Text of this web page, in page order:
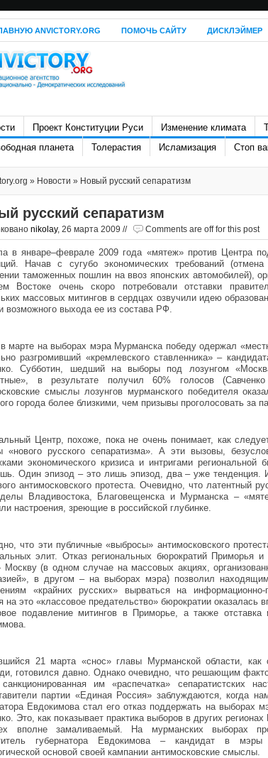
ANVICTORY.ORG ПОМОЧЬ САЙТУ ДИСКЛЭЙМЕР
Проект Конституции Руси Изменение климата
планета
Толерастия Исламизация Стоп
» Новости » Новый русский сепаратизм
русский сепаратизм
nikolay, 26 марта 2009 // Comments are off for this post
в январе–феврале 2009 года «мятеж» против Центра
Начав с сугубо экономических требований
таможенных пошлин на ввоз японских автомобилей),
Востоке очень скоро потребовали отставки
массовых митингов в сердцах озвучили идею
возможного выхода ее из состава РФ.
марте на выборах мэра Мурманска победу одержал
разгромивший «кремлевского ставленника» –
Субботин, шедший на выборы под лозунгом
в результате получил 60% голосов
смыслы лозунгов мурманского победителя
города более близкими, чем призывы проголосовать за
Центр, похоже, пока не очень понимает, как
«нового русского сепаратизма». А эти вызовы,
экономического кризиса и интригами
Один эпизод – это лишь эпизод, два – уже тенденция.
антимосковского протеста. Очевидно, что латентный
Владивостока, Благовещенска и Мурманска –
настроения, зреющие в российской глубинке.
что эти публичные «выбросы» антимосковского
элит. Отказ региональных бюрократий Приморья
Москву (в одном случае на массовых акциях,
в другом – на выборах мэра) позволил
«крайних русских» вырваться на информационно-
на это «классовое предательство» бюрократии оказалась
подавление митингов в Приморье, а также отставка
21 марта «снос» главы Мурманской области, как
готовился давно. Однако очевидно, что решающим
им «распечатка» сепаратистских
партии «Единая Россия» заблуждаются, когда
Евдокимова стал его отказ поддержать на выборах
Это, как показывает практика выборов в других
вполне замаливаемый. На мурманских выборах
губернатора Евдокимова – кандидат в
основой своей кампании антимосковские смыслы.